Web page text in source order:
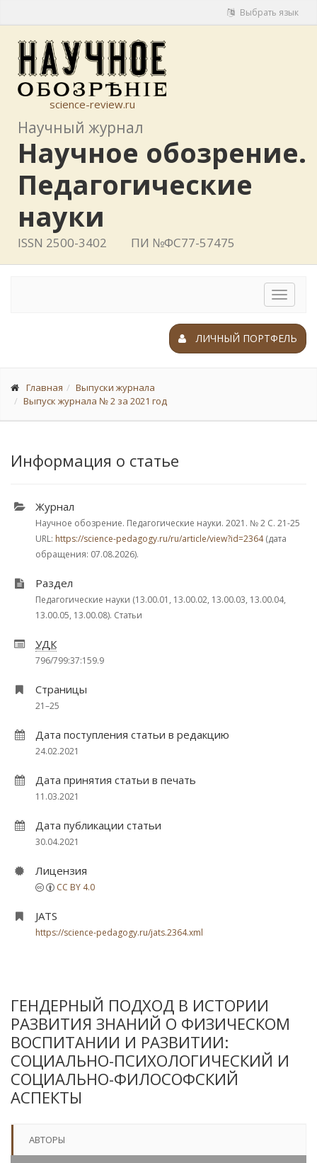
Выбрать язык
science-review.ru
Научный журнал
Научное обозрение.
Педагогические
науки
ISSN 2500-3402 ПИ №ФС77-57475
Toggle
ЛИЧНЫЙ ПОРТФЕЛЬ
Главная
Выпуски журнала
Выпуск журнала № 2 за 2021 год
Информация о статье
Журнал
Научное обозрение. Педагогические науки. 2021. № 2 С. 21-25
URL: https://science-pedagogy.ru/ru/article/view?id=2364(дата
обращения: 07.08.2026).
Раздел
Педагогические науки (13.00.01, 13.00.02, 13.00.03, 13.00.04,
13.00.05, 13.00.08). Статьи
УДК
796/799:37:159.9
Страницы
21–25
Дата поступления статьи в редакцию
24.02.2021
Дата принятия статьи в печать
11.03.2021
Дата публикации статьи
30.04.2021
Лицензия
CC BY 4.0
JATS
https://science-pedagogy.ru/jats.2364.xml
ГЕНДЕРНЫЙ ПОДХОД В ИСТОРИИ
РАЗВИТИЯ ЗНАНИЙ О ФИЗИЧЕСКОМ
ВОСПИТАНИИ И РАЗВИТИИ:
СОЦИАЛЬНО-ПСИХОЛОГИЧЕСКИЙ И
СОЦИАЛЬНО-ФИЛОСОФСКИЙ
АСПЕКТЫ
АВТОРЫ